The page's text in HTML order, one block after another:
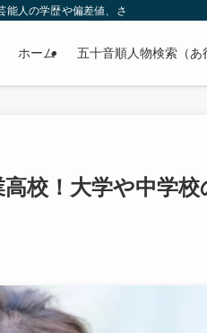
人の学歴や偏差値、さらに政治家や
ホーム 五十音順人物検索（あ
校！大学や中学校